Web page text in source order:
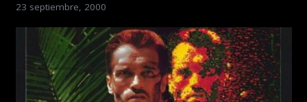
23 septiembre, 2000